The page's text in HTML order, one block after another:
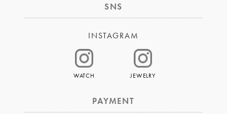
SNS
INSTAGRAM
WATCH JEWELRY
PAYMENT